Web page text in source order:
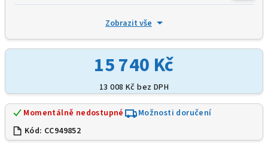
Zobrazit vše
15 740 Kč
13 008 Kč bez DPH
Momentálně nedostupné
Možnosti doručení
Kód: CC949852